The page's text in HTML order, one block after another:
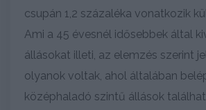
csupán 1,2 százaléka vonatkozik
Ami a 45 évesnél idősebbek által
állásokat illeti, az elemzés szerint
olyanok voltak, ahol általában
középhaladó szintű állások